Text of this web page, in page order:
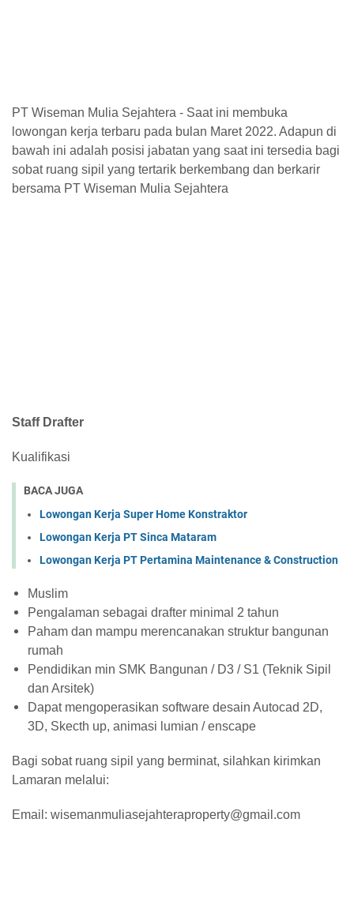
PT Wiseman Mulia Sejahtera - Saat ini membuka
lowongan kerja terbaru pada bulan Maret 2022. Adapun di
bawah ini adalah posisi jabatan yang saat ini tersedia bagi
sobat ruang sipil yang tertarik berkembang dan berkarir
bersama PT Wiseman Mulia Sejahtera
Staff Drafter
Kualifikasi
BACA JUGA
Lowongan Kerja Super Home Konstraktor
Lowongan Kerja PT Sinca Mataram
Lowongan Kerja PT Pertamina Maintenance & Construction
Muslim
Pengalaman sebagai drafter minimal 2 tahun
Paham dan mampu merencanakan struktur bangunan
rumah
Pendidikan min SMK Bangunan / D3 / S1 (Teknik Sipil
dan Arsitek)
Dapat mengoperasikan software desain Autocad 2D,
3D, Skecth up, animasi lumian / enscape
Bagi sobat ruang sipil yang berminat, silahkan kirimkan
Lamaran melalui:
Email: wisemanmuliasejahteraproperty@gmail.com